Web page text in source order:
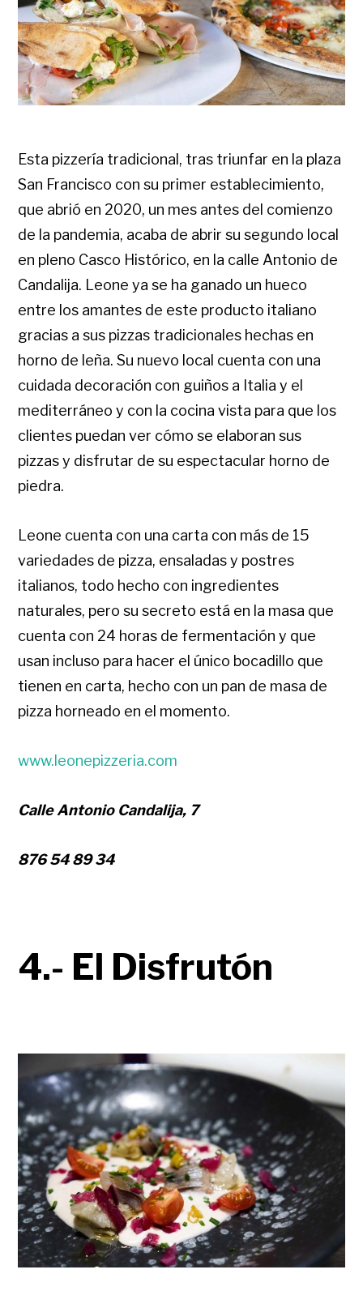
Esta pizzería tradicional, tras triunfar en la plaza
San Francisco con su primer establecimiento,
que abrió en 2020, un mes antes del comienzo
de la pandemia, acaba de abrir su segundo local
en pleno Casco Histórico, en la calle Antonio de
Candalija. Leone ya se ha ganado un hueco
entre los amantes de este producto italiano
gracias a sus pizzas tradicionales hechas en
horno de leña. Su nuevo local cuenta con una
cuidada decoración con guiños a Italia y el
mediterráneo y con la cocina vista para que los
clientes puedan ver cómo se elaboran sus
pizzas y disfrutar de su espectacular horno de
piedra.
Leone cuenta con una carta con más de 15
variedades de pizza, ensaladas y postres
italianos, todo hecho con ingredientes
naturales, pero su secreto está en la masa que
cuenta con 24 horas de fermentación y que
usan incluso para hacer el único bocadillo que
tienen en carta, hecho con un pan de masa de
pizza horneado en el momento.
www.leonepizzeria.com
Calle Antonio Candalija, 7
876 54 89 34
4.- El Disfrutón